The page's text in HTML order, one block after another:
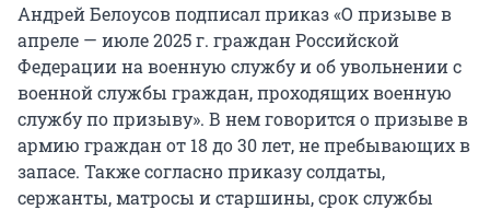
Андрей Белоусов подписал приказ «О призыве в
апреле — июле 2025 г. граждан Российской
Федерации на военную службу и об увольнении с
военной службы граждан, проходящих военную
службу по призыву». В нем говорится о призыве в
армию граждан от 18 до 30 лет, не пребывающих в
запасе. Также согласно приказу солдаты,
сержанты, матросы и старшины, срок службы